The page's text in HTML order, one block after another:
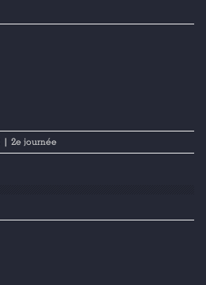
| 2e journée